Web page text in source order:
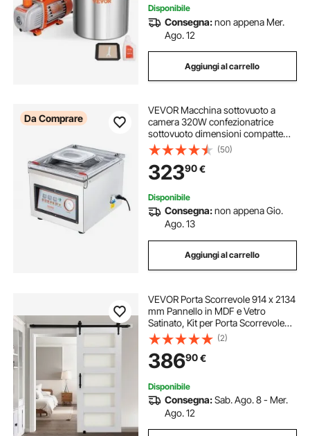
Disponibile
Consegna:non appena Mer.
Ago. 12
Aggiungi al carrello
Da Comprare
VEVOR Macchina sottovuoto a
camera 320W confezionatrice
sottovuoto dimensioni compatte
320mm in cucina domestica e per
uso commerciale per alimenti
umidi, carni, marinate
(50)
32390€
Disponibile
Consegna:non appena Gio.
Ago. 13
Aggiungi al carrello
VEVOR Porta Scorrevole 914 x 2134
mm Pannello in MDF e Vetro
Satinato, Kit per Porta Scorrevole
con Ferramenta Guida Telaio a H
per Casa Divisorio Spazio
Soggiorno Bagno Camera da Letto,
Bianco
(2)
38690€
Disponibile
Consegna:Sab. Ago. 8 - Mer.
Ago. 12